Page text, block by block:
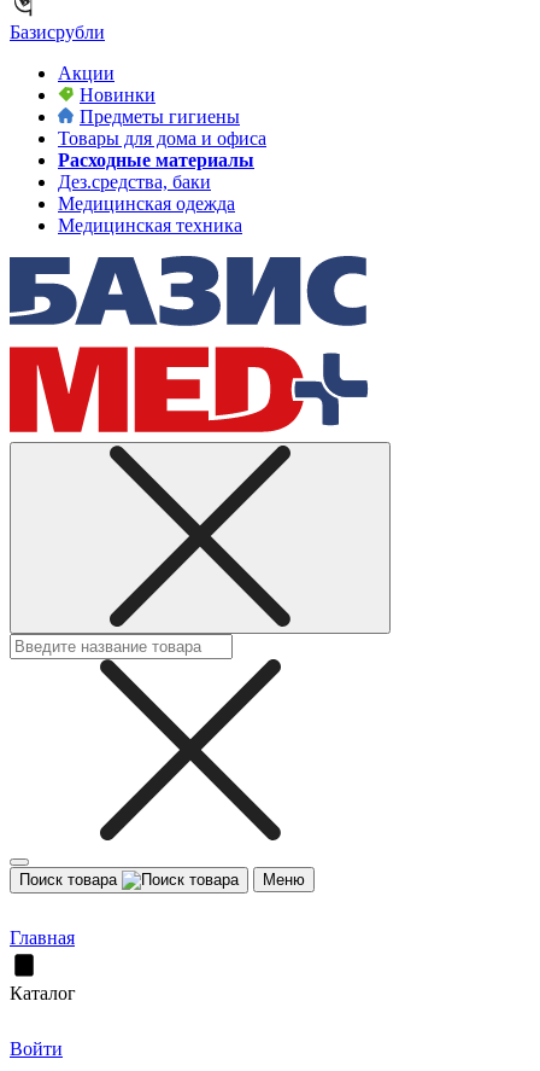
Базисрубли
Акции
Новинки
Предметы гигиены
Товары для дома и офиса
Расходные материалы
Дез.средства, баки
Медицинская одежда
Медицинская техника
Поиск товара Меню
Главная
Каталог
Войти